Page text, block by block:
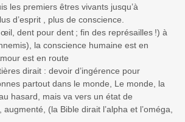
les premiers êtres vivants jusqu’à
d’esprit , plus de conscience.
dent pour dent ; fin des représailles !) à
la conscience humaine est en
est en route
dirait : devoir d’ingérence pour
partout dans le monde, Le monde, la
hasard, mais va vers un état de
augmenté, (la Bible dirait l’alpha et l’oméga,